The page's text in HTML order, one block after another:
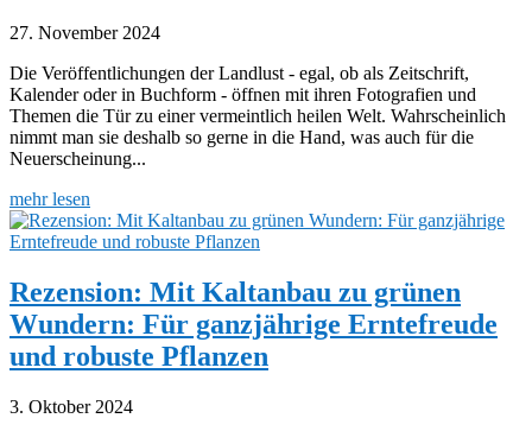
27. November 2024
Die Veröffentlichungen der Landlust - egal, ob als Zeitschrift,
Kalender oder in Buchform - öffnen mit ihren Fotografien und
Themen die Tür zu einer vermeintlich heilen Welt. Wahrscheinlich
nimmt man sie deshalb so gerne in die Hand, was auch für die
Neuerscheinung...
mehr lesen
Rezension: Mit Kaltanbau zu grünen
Wundern: Für ganzjährige Erntefreude
und robuste Pflanzen
3. Oktober 2024